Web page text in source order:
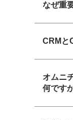
なぜ重
CRMと
オムニ
何です